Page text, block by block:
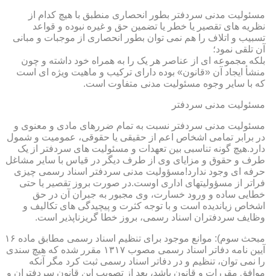
مسئولیت مدنی سردفتر بطور انحصاری منطبق با هیچ کدام از
نظریه های تقصیر یا خطر یا تضمین حق و غیره نبوده و قواعد
تسبیب و اتلاف را هم نمی توان بطور انحصاری از موجبات و مبانی
آن تلقی نمود؛
بلکه مجموعه ای از عناصر هر یک را به همراه خود داشته و چون
منشأ ایجاد آن «قانون» بوده دارای ترکیب و ماهیت ویژه ای است
که با سایر وجوه مسئولیت مدنی متفاوت است.
مسئولیت مدنی سردفتر
مسئولیت مدنی سردفتر نسبت به تمام ضررهای مادی و معنوی و
در برابر تمامی اشخاص اعم از حقیقی یا حقوقی، عمومیت و شمول
دارد.هیچ گونه تناسبی بین تعهدات و مسئولیت های سردفتر از یک
طرف و حقوق و مزایای وی از طرف دیگر در قیاس با سایر مشاغل
حرفه ای وجود ندارد!مسؤولیت مدنی سردفتر اسناد رسمی چیزی
فراتر از مسؤولیتهای اداری اوست.در صورت بروز تقصیر یا حتی
خطایی ساده و ورود خسارت، وی مجبور به جبران آن در حق
اشخاص زیاندیده است و با توجه کثرت و پیچیدگی های تکالیف و
وظایف سردفتران اسناد رسمی، بروز خطا گریزناپذیر است.
مبحث سوم): موانع موجود برای تنظیم اسناد رسمی مطابق ماده ۱۶
آیین نامه دفاتر اسناد رسمی مصوب ۱۳۱۷ مقرر شده که هیچ سندی
را نمی توان، تنظیم و در دفاتر اسناد رسمی ثبت کرد مگر آنکه
موافق مقررات و قانون باشد، بعد از تصویب این قانون سردفتران و